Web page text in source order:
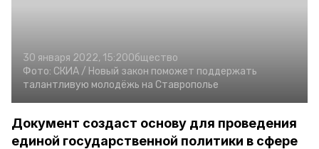
30 января 2022, 15:20Общество
Фото: СКИА / Новый закон поможет поддержать
талантливую молодёжь на Ставрополье
Документ создаст основу для проведения
единой государственной политики в сфере